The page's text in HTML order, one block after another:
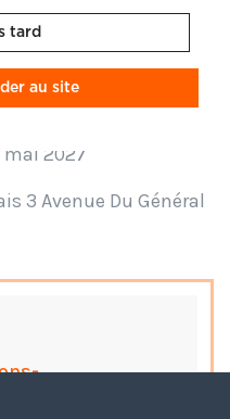
d'Art de France
mai 2027
3 Avenue Du Général
tard
Valider et accéder au site